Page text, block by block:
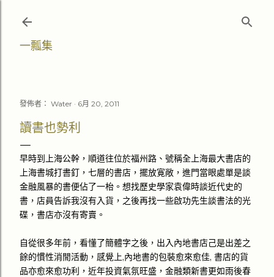
一瓢集
發佈者： Water 6月 20, 2011
讀書也勢利
早時到上海公幹，順道往位於福州路、號稱全上海最大書店的
上海書城打書釘，七層的書店，擺放寛敞，進門當眼處單是談
金融風暴的書便佔了一枱。想找歷史學家袁偉時談近代史的
書，店員告訴我沒有入貨，之後再找一些啟功先生談書法的光
碟，書店亦沒有寄賣。
自從很多年前，看懂了簡體字之後，出入內地書店己是出差之
餘的慣性消閒活動，感覺上,內地書的包裝愈來愈佳, 書店的貨
品亦愈來愈功利，近年投資氣氛旺盛，金融類新書更如雨後春